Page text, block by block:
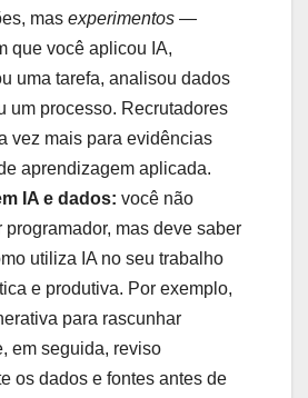
mas experimentos —
que você aplicou IA,
uma tarefa, analisou dados
um processo. Recrutadores
vez mais para evidências
aprendizagem aplicada.
IA e dados: você não
programador, mas deve saber
utiliza IA no seu trabalho
e produtiva. Por exemplo,
para rascunhar
em seguida, reviso
os dados e fontes antes de